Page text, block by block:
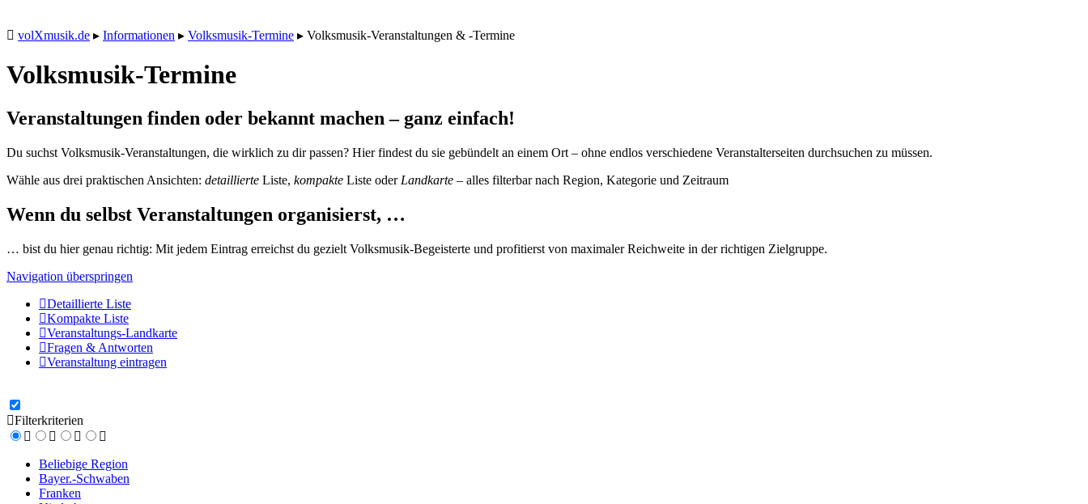
volXmusik.de ▸ Informationen ▸ Volksmusik-Termine ▸ Volksmusik-Veranstaltungen & -Termine
Volksmusik-Termine
Veranstaltungen finden oder bekannt machen – ganz einfach!
Du suchst Volksmusik-Veranstaltungen, die wirklich zu dir passen? Hier findest du sie gebündelt an einem Ort – ohne endlos verschiedene Veranstalterseiten durchsuchen zu müssen.
Wähle aus drei praktischen Ansichten: detaillierte Liste, kompakte Liste oder Landkarte – alles filterbar nach Region, Kategorie und Zeitraum
Wenn du selbst Veranstaltungen organisierst, …
… bist du hier genau richtig: Mit jedem Eintrag erreichst du gezielt Volksmusik-Begeisterte und profitierst von maximaler Reichweite in der richtigen Zielgruppe.
Navigation überspringen
Detaillierte Liste
Kompakte Liste
Veranstaltungs-Landkarte
Fragen & Antworten
Veranstaltung eintragen
Filterkriterien
Beliebige Region
Bayer.-Schwaben
Franken